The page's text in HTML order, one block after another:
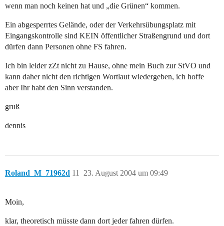
wenn man noch keinen hat und „die Grünen“ kommen.
Ein abgesperrtes Gelände, oder der Verkehrsübungsplatz mit
Eingangskontrolle sind KEIN öffentlicher Straßengrund und dort
dürfen dann Personen ohne FS fahren.
Ich bin leider zZt nicht zu Hause, ohne mein Buch zur StVO und
kann daher nicht den richtigen Wortlaut wiedergeben, ich hoffe
aber Ihr habt den Sinn verstanden.
gruß
dennis
Roland_M_71962d 23. August 2004 um 09:49
11
Moin,
klar, theoretisch müsste dann dort jeder fahren dürfen.